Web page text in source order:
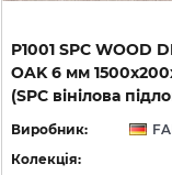
P1001 SPC WOOD
OAK 6 мм
(SPC вінілова
Виробник:
Колекція: